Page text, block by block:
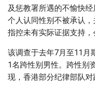
及惩教署所遇的不愉快
个人认同性别不被承认
指控未有实际证据支持，
该调查于去年7月至11月
1名跨性别男性。跨性别
现，香港部分纪律部队对